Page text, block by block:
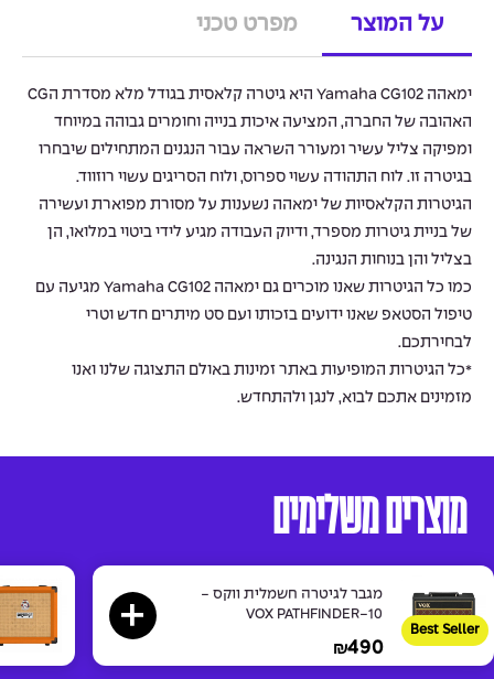
על המוצר מפרט טכני
ימאהה Yamaha CG102 היא גיטרה קלאסית בגודל מלא מסדרת הCG
האהובה של החברה, המציעה איכות בנייה וחומרים גבוהה במיוחד
ומפיקה צליל עשיר ומעורר השראה עבור הנגנים המתחילים שיבחרו
בגיטרה זו. לוח התהודה עשוי ספרוס, ולוח הסריגים עשוי רוזווד.
הגיטרות הקלאסיות של ימאהה נשענות על מסורת מפוארת ועשירה
של בניית גיטרות מספרד, ודיוק העבודה מגיע לידי ביטוי במלואו, הן
בצליל והן בנוחות הנגינה.
כמו כל הגיטרות שאנו מוכרים גם ימאהה Yamaha CG102 מגיעה עם
טיפול הסטאפ שאנו ידועים בזכותו ועם סט מיתרים חדש וטרי
לבחירתכם.
*כל הגיטרות המופיעות באתר זמינות באולם התצוגה שלנו ואנו
מזמינים אתכם לבוא, לנגן ולהתחדש.
מוצרים משלימים
Best Seller
מגבר לגיטרה חשמלית ווקס -
VOX PATHFINDER-10
₪490